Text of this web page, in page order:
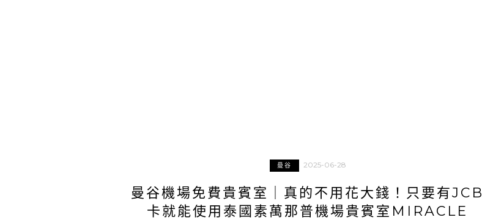
曼谷 2025-06-28
曼谷機場免費貴賓室｜真的不用花大錢！只要有JCB
卡就能使用泰國素萬那普機場貴賓室MIRACLE